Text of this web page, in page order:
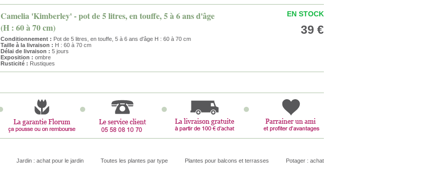
Camelia 'Kimberley' - pot de 5 litres, en touffe, 5 à 6 ans d'âge
(H : 60 à 70 cm)
Conditionnement : Pot de 5 litres, en touffe, 5 à 6 ans d'âge H : 60 à 70 cm
Taille à la livraison : H : 60 à 70 cm
Délai de livraison : 5 jours
Exposition : ombre
Rusticité : Rustiques
EN STOCK
39 €
Jardin : achat pour le jardin Toutes les plantes par type Plantes pour balcons et terrasses
Potager : achat